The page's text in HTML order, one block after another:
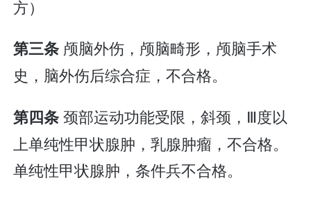
方）
第三条 颅脑外伤，颅脑畸形，颅脑手术
史，脑外伤后综合症，不合格。
第四条颈部运动功能受限，斜颈，Ⅲ度以
上单纯性甲状腺肿，乳腺肿瘤，不合格。
单纯性甲状腺肿，条件兵不合格。